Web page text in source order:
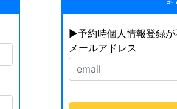
▶︎予約時個人情報登録
メールアドレス